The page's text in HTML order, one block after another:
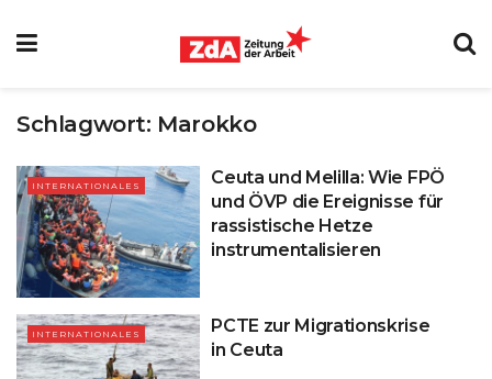
Schlagwort: Marokko
INTERNATIONALES
Ceuta und Melilla: Wie FPÖ
und ÖVP die Ereignisse für
rassistische Hetze
instrumentalisieren
INTERNATIONALES
PCTE zur Migrationskrise
in Ceuta